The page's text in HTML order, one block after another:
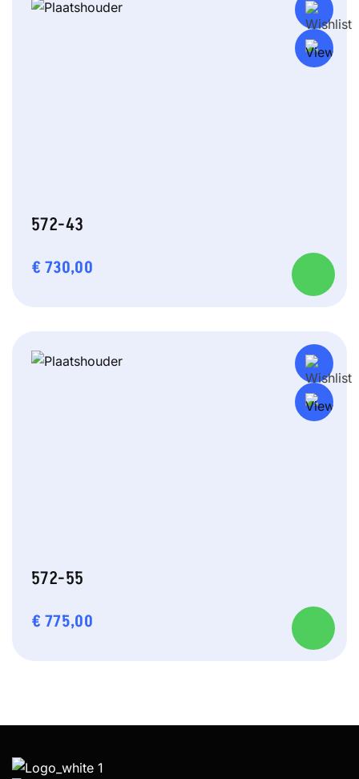
572-43
€ 730,00
572-55
€ 775,00